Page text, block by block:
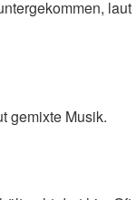
laut
gemixte Musik.